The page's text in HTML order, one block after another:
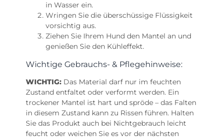
in Wasser ein.
Wringen Sie die überschüssige Flüssigkeit
vorsichtig aus.
Ziehen Sie Ihrem Hund den Mantel an und
genießen Sie den Kühleffekt.
Wichtige Gebrauchs- & Pflegehinweise:
WICHTIG: Das Material darf nur im feuchten
Zustand entfaltet oder verformt werden. Ein
trockener Mantel ist hart und spröde – das Falten
in diesem Zustand kann zu Rissen führen. Halten
Sie das Produkt auch bei Nichtgebrauch leicht
feucht oder weichen Sie es vor der nächsten